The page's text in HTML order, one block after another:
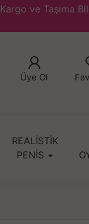
Kargo ve Taşıma
Üye Ol
REALİSTİK
PENİS